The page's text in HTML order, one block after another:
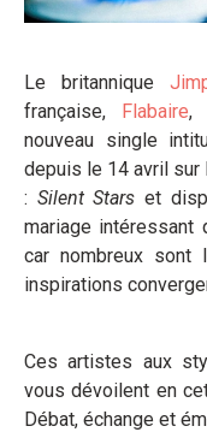
Le britannique
française, Flabaire,
nouveau single
depuis le 14 avril
: Silent Stars et
mariage intéressant
car nombreux sont
inspirations
Ces artistes aux
vous dévoilent en
Débat, échange et